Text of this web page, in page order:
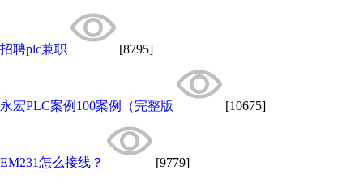
招聘plc兼职 [8795]
永宏PLC案例100案例（完整版 [10675]
EM231怎么接线？ [9779]